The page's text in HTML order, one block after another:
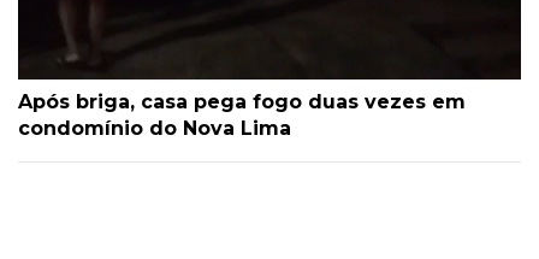
Após briga, casa pega fogo duas vezes em
condomínio do Nova Lima